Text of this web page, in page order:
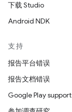
下载 Studio
Android NDK
支持
报告平台错误
报告文档错误
Google Play support